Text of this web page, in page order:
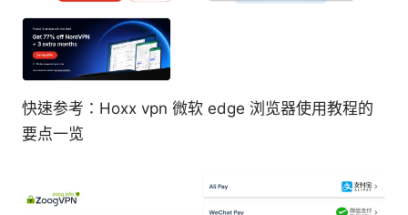
快速参考：Hoxx vpn 微软 edge 浏览器使用教程的
要点一览